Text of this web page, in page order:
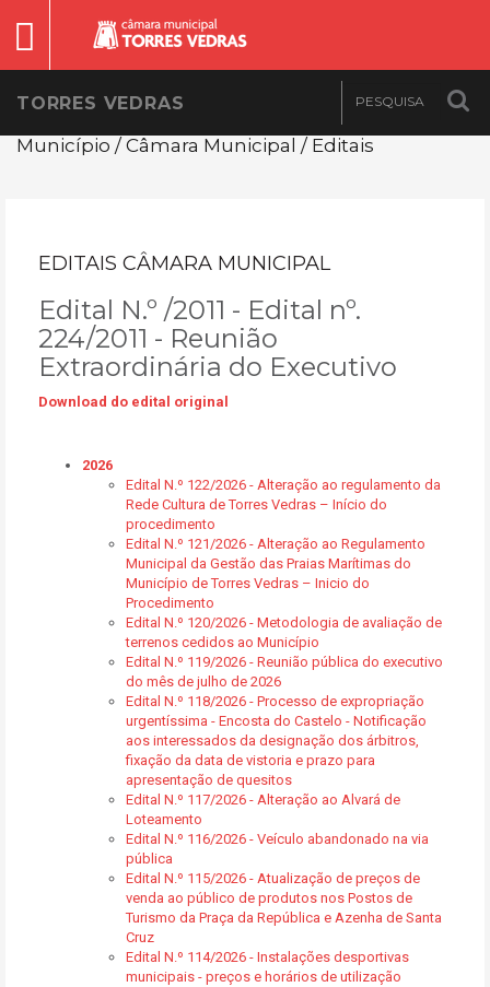
TORRES VEDRAS
Município / Câmara Municipal / Editais
EDITAIS CÂMARA MUNICIPAL
Edital N.º /2011 - Edital nº.
224/2011 - Reunião
Extraordinária do Executivo
Download do edital original
2026
Edital N.º 122/2026 - Alteração ao regulamento da
Rede Cultura de Torres Vedras – Início do
procedimento
Edital N.º 121/2026 - Alteração ao Regulamento
Municipal da Gestão das Praias Marítimas do
Município de Torres Vedras – Inicio do
Procedimento
Edital N.º 120/2026 - Metodologia de avaliação de
terrenos cedidos ao Município
Edital N.º 119/2026 - Reunião pública do executivo
do mês de julho de 2026
Edital N.º 118/2026 - Processo de expropriação
urgentíssima - Encosta do Castelo - Notificação
aos interessados da designação dos árbitros,
fixação da data de vistoria e prazo para
apresentação de quesitos
Edital N.º 117/2026 - Alteração ao Alvará de
Loteamento
Edital N.º 116/2026 - Veículo abandonado na via
pública
Edital N.º 115/2026 - Atualização de preços de
venda ao público de produtos nos Postos de
Turismo da Praça da República e Azenha de Santa
Cruz
Edital N.º 114/2026 - Instalações desportivas
municipais - preços e horários de utilização